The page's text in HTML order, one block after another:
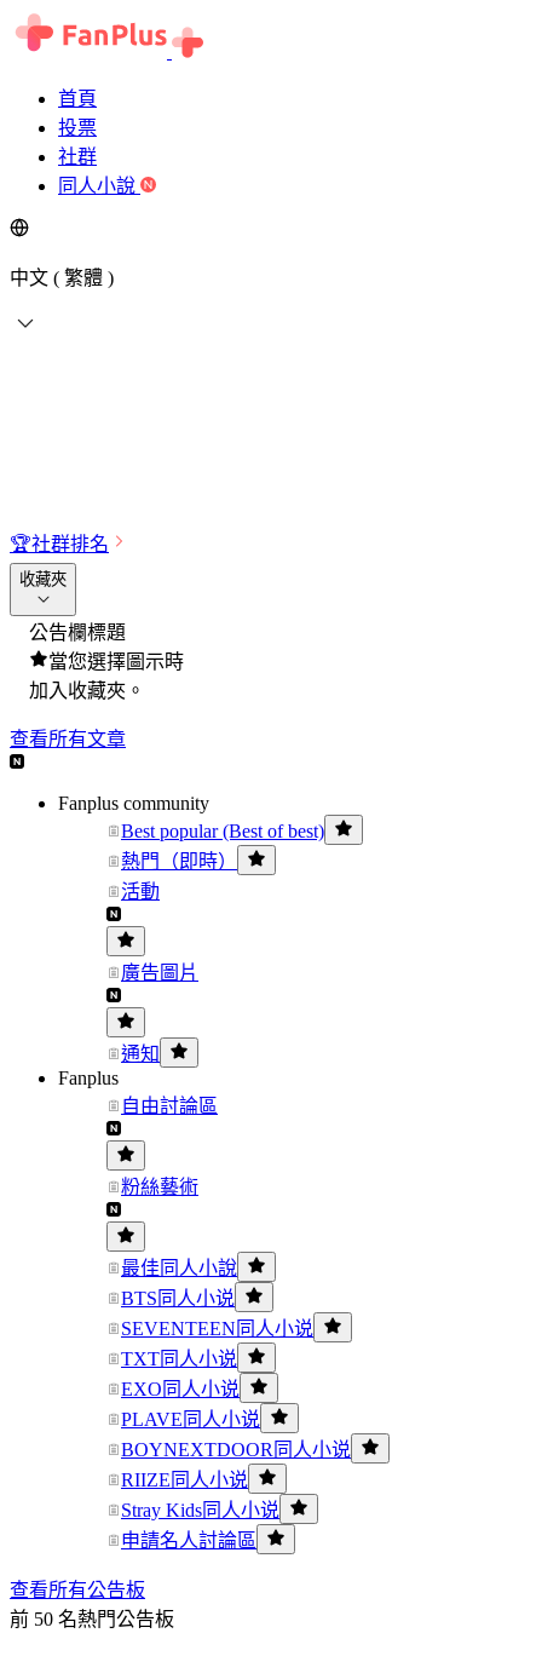
首頁
投票
社群
同人小說
中文 ( 繁體 )
🏆社群排名
收藏夾
公告欄標題
當您選擇圖示時
加入收藏夾。
查看所有文章
Fanplus community
Best popular (Best of best)
熱門（即時）
活動
廣告圖片
通知
Fanplus
自由討論區
粉絲藝術
最佳同人小說
BTS同人小说
SEVENTEEN同人小说
TXT同人小说
EXO同人小说
PLAVE同人小说
BOYNEXTDOOR同人小说
RIIZE同人小说
Stray Kids同人小说
申請名人討論區
查看所有公告板
前 50 名熱門公告板